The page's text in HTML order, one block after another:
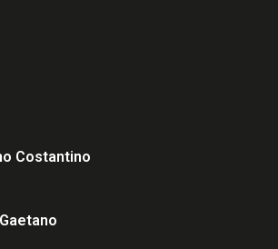
Costantino